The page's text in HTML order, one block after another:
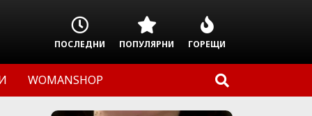
ПОСЛЕДНИ ПОПУЛЯРНИ ГОРЕЩИ
WOMANSHOP